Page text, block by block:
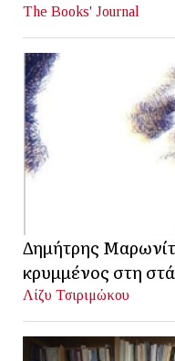
The Books' Journal
Δημήτρης
κρυμμένος στη
Λίζυ Τσιριμώκου